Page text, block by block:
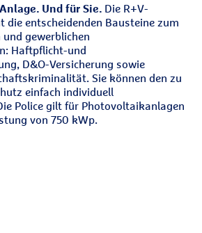
Und für Sie. Die R+V-
die entscheidenden Bausteine zum
gewerblichen
Haftpflicht-und
D&O-Versicherung sowie
Sie können den zu
einfach individuell
Police gilt für Photovoltaikanlagen
von 750 kWp.